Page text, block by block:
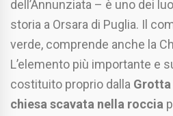
dell’Annunziata – è uno dei
storia a Orsara di Puglia. Il
verde, comprende anche la
L’elemento più importante e
costituito proprio dalla Grotta
chiesa scavata nella roccia